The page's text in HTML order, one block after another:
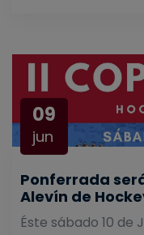
09
jun
Ponferrada
Alevín de
Éste sábado 10 de